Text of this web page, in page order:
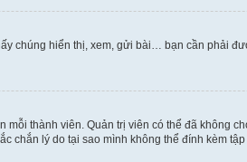
chúng hiển thị, xem, gửi bài… bạn cần phải
thành viên. Quản trị viên có thể đã không
chắn lý do tại sao mình không thể đính kèm tập